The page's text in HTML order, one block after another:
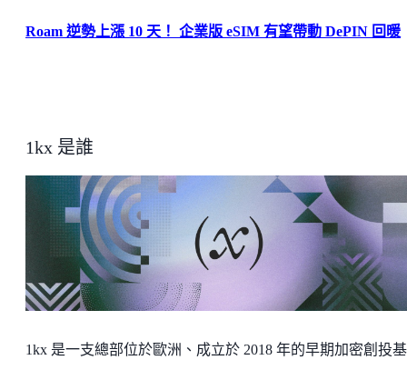
Roam 逆勢上漲 10 天！ 企業版 eSIM 有望帶動 DePIN 回暖
1kx 是誰
1kx 是一支總部位於歐洲、成立於 2018 年的早期加密創投基